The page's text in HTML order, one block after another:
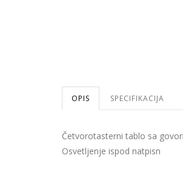
OPIS SPECIFIKACIJA
Četvorotasterni tablo sa
Osvetljenje ispod natpisn